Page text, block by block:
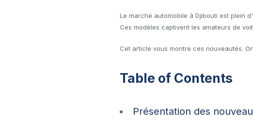
Le marché automobile à Djibouti est plein
Ces modèles captivent les amateurs de
Cet article vous montre ces nouveautés.
Table of Contents
Présentation des